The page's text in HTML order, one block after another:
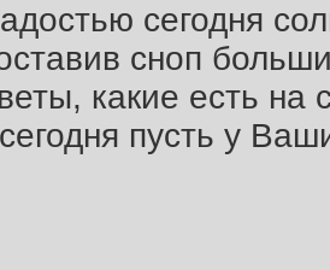
сегодня
сноп
какие есть на
пусть у